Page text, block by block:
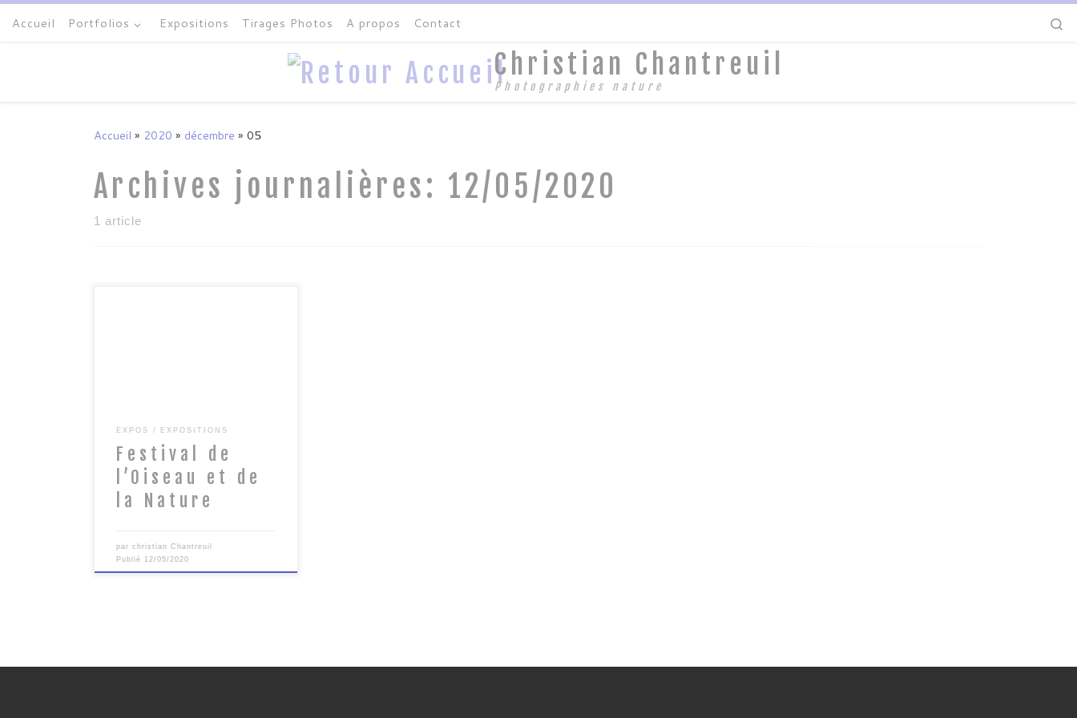
Passer au contenu
Accueil Portfolios Expositions Tirages Photos A propos Contact
Christian Chantreuil
Photographies nature
Accueil » 2020 » décembre » 05
Archives journalières: 12/05/2020
1 article
EXPOS EXPOSITIONS
Festival de
l’Oiseau et de
la Nature
parchristian Chantreuil
Publié 12/05/2020